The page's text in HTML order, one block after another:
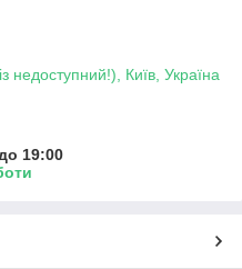
недоступний!), Київ, Україна
19:00